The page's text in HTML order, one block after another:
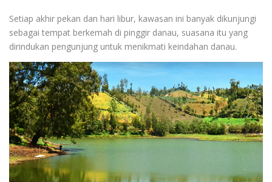
Setiap akhir pekan dan hari libur, kawasan ini banyak dikunjungi
sebagai tempat berkemah di pinggir danau, suasana itu yang
dirindukan pengunjung untuk menikmati keindahan danau.